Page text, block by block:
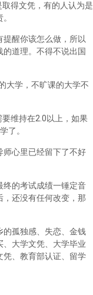
得文凭，有的人认为是
醒你该怎么做，所以
道理。不得不说出国
大学，不旷课的大学不
维持在2.0以上，如果
了。
师心里已经留下了不好
终的考试成绩一锤定音
还没有任何改变，那
的孤独感、失恋、金钱
、大学文凭、大学毕业
凭、教育部认证、留学